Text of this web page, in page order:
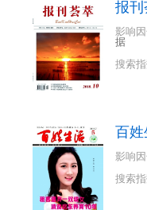
报刊
影响
据
搜索
百姓
影响
搜索